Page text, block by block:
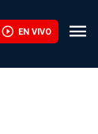
EN VIVO